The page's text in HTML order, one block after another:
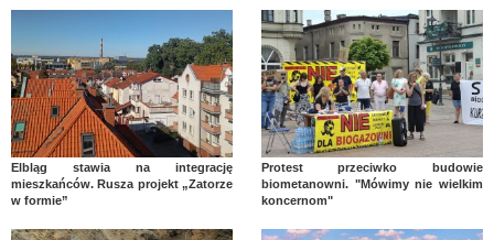
Elbląg stawia na integrację
mieszkańców. Rusza projekt „Zatorze
w formie”
Protest przeciwko budowie
biometanowni. "Mówimy nie wielkim
koncernom"